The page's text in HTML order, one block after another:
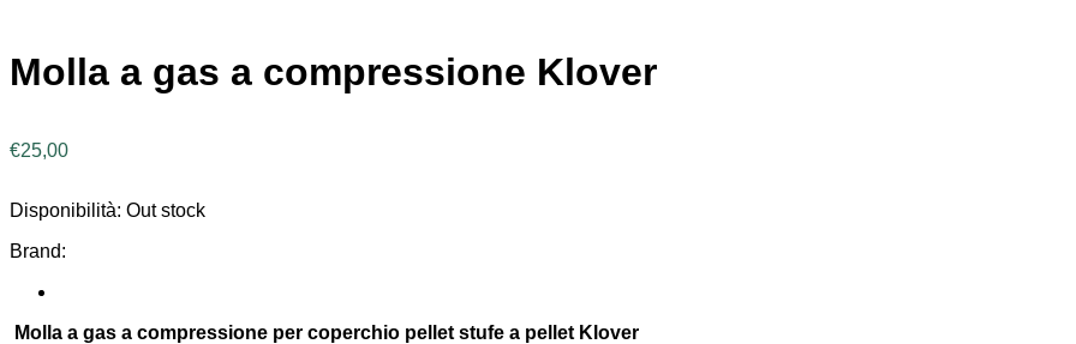
Molla a gas a compressione Klover
€25,00
Disponibilità: Out stock
Brand:
Molla a gas a compressione per coperchio pellet stufe a pellet Klover